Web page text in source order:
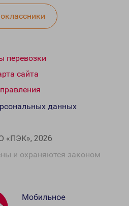
перевозки
сайта
«ПЭК», 2026
и охраняются законом
данных